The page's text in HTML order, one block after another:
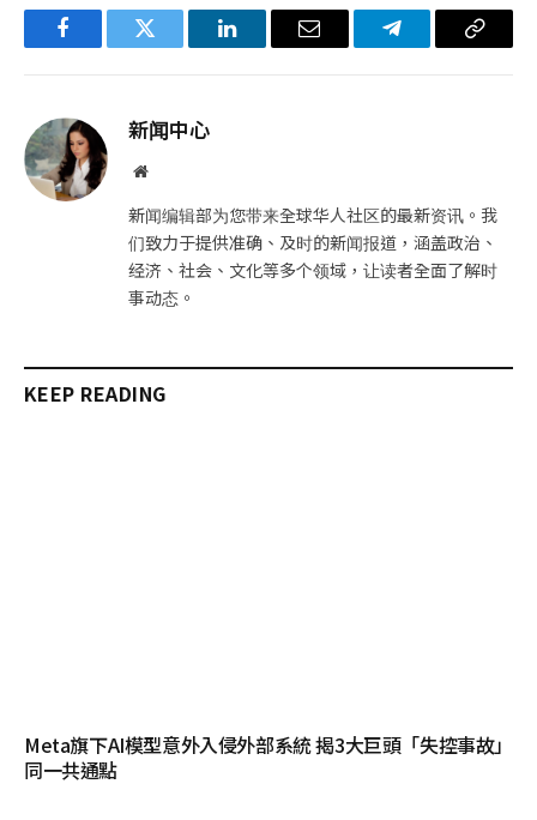
FacebookTwitter LinkedIn电
Telegram复
新闻中心
网
新闻编辑部为您带来全球华人社区的最新资讯。我
们致力于提供准确、及时的新闻报道，涵盖政治、
经济、社会、文化等多个领域，让读者全面了解时
事动态。
KEEP READING
Meta旗下AI模型意外入侵外部系統 揭3大巨頭「失控事故」
同一共通點